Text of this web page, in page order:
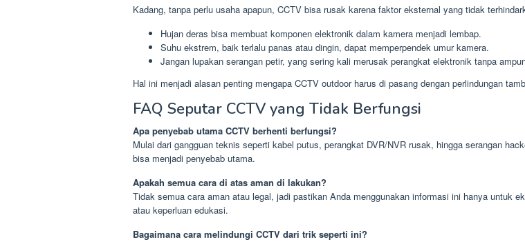
Kadang, tanpa perlu usaha apapun, CCTV bisa rusak karena faktor eksternal yang tidak
Hujan deras bisa membuat komponen elektronik dalam kamera menjadi lembap.
Suhu ekstrem, baik terlalu panas atau dingin, dapat memperpendek umur kamera.
Jangan lupakan serangan petir, yang sering kali merusak perangkat elektronik tanpa
Hal ini menjadi alasan penting mengapa CCTV outdoor harus di pasang dengan perlindungan
FAQ Seputar CCTV yang Tidak Berfungsi
Apa penyebab utama CCTV berhenti berfungsi?
Mulai dari gangguan teknis seperti kabel putus, perangkat DVR/NVR rusak, hingga serangan
bisa menjadi penyebab utama.
Apakah semua cara di atas aman di lakukan?
Tidak semua cara aman atau legal, jadi pastikan Anda menggunakan informasi ini hanya untuk
atau keperluan edukasi.
Bagaimana cara melindungi CCTV dari trik seperti ini?